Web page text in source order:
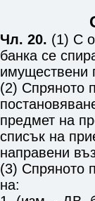
Чл. 20. (1) С
банка се
имуществени
(2) Спряното
предмет на
списък на
направени
(3) Спряното
на: